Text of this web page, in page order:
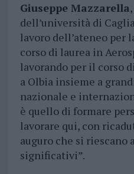
Giuseppe Mazzarella
dell’università di
lavoro dell’ateneo per
corso di laurea in
lavorando per il corso
a Olbia insieme a
nazionale e
è quello di formare
lavorare qui, con
auguro che si riescano
significativi”.